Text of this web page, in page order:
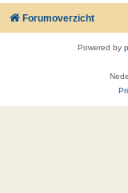
Forumoverzicht
Powered by